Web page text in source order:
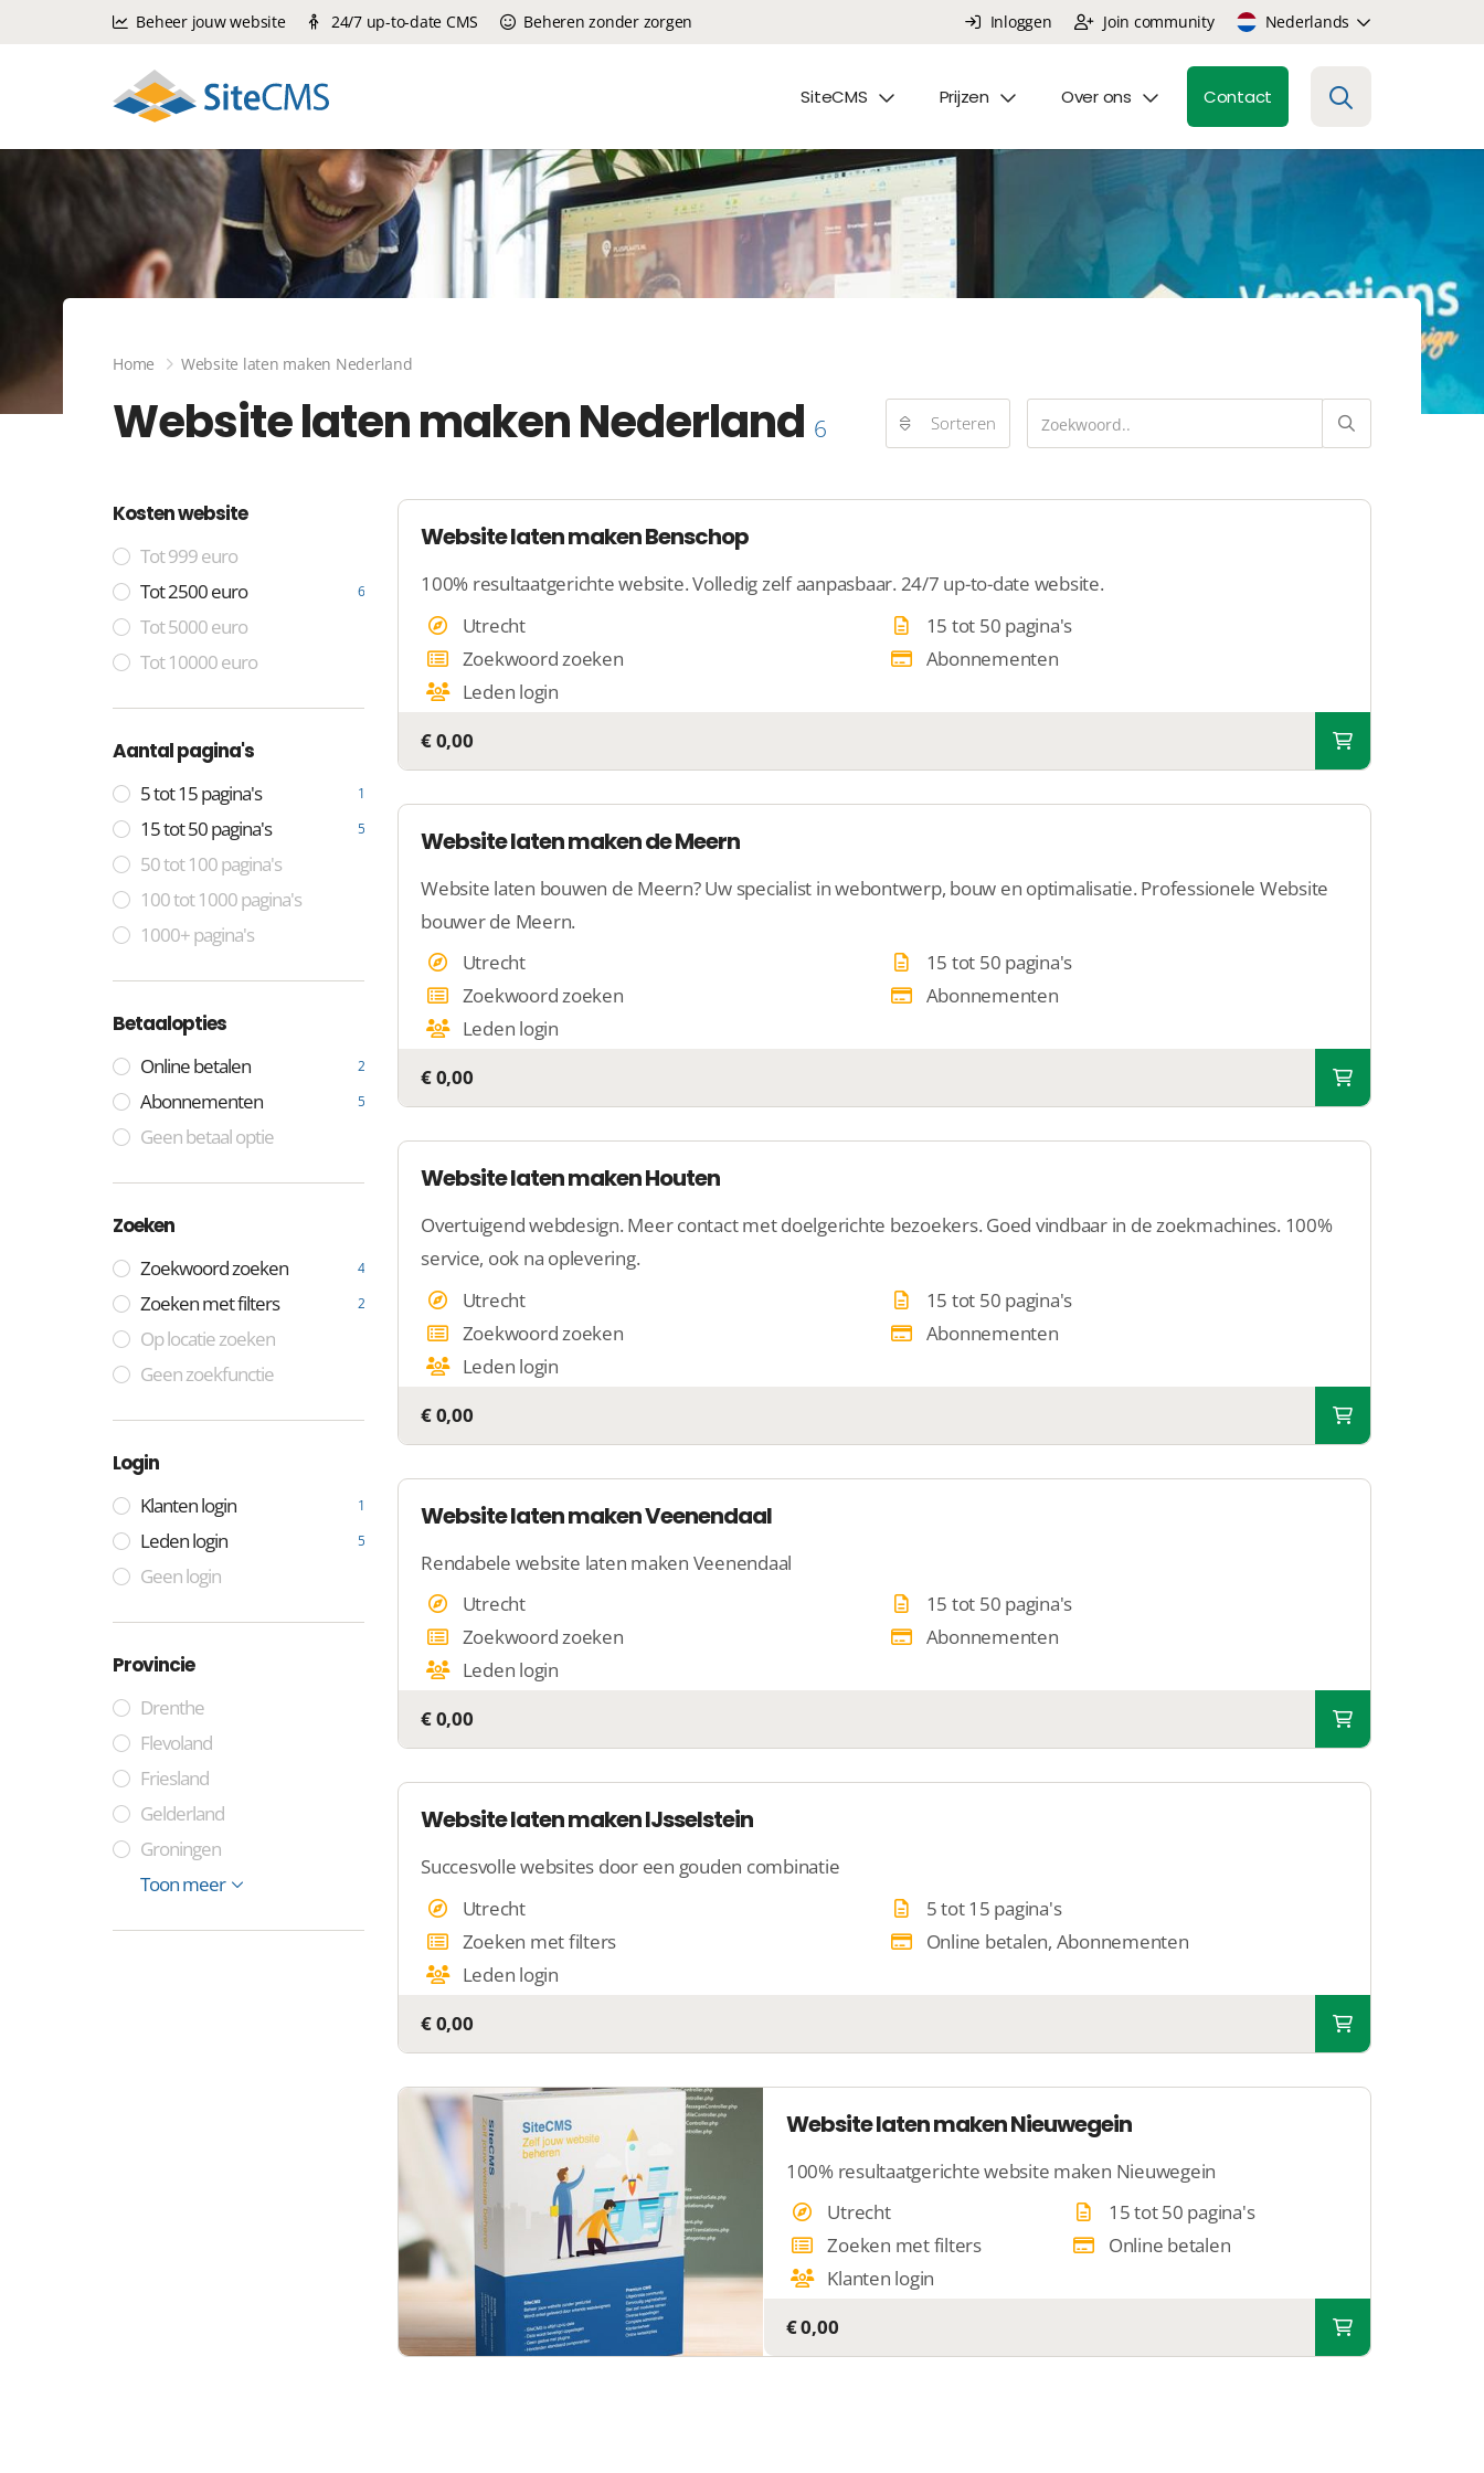
Home Website laten maken Nederland
Website laten maken Nederland 6 Sorteren
Kosten website
Tot 999 euro
Tot 2500 euro
6
Tot 5000 euro
Tot 10000 euro
Aantal pagina's
5 tot 15 pagina's 1
15 tot 50 pagina's 5
50 tot 100 pagina's
100 tot 1000 pagina's
1000+ pagina's
Betaalopties
Online betalen 2
Abonnementen 5
Geen betaal optie
Zoeken
Zoekwoord zoeken 4
Zoeken met filters 2
Op locatie zoeken
Geen zoekfunctie
Login
Klanten login 1
Leden login 5
Geen login
Provincie
Drenthe
Flevoland
Friesland
Gelderland
Groningen
Limburg
Noord-Brabant
Noord-Holland
Zuid-Holland
Overijssel
Utrecht
Zeeland
Toon meer
Website laten maken Benschop
100% resultaatgerichte website. Volledig zelf aanpasbaar. 24/7 up-to-date website.
Utrecht
15 tot 50 pagina's
Zoekwoord zoeken
Abonnementen
Leden login
€ 0,00
Website laten maken de Meern
Website laten bouwen de Meern? Uw specialist in webontwerp, bouw en optimalisatie. Professionele Website
bouwer de Meern.
Utrecht
15 tot 50 pagina's
Zoekwoord zoeken
Abonnementen
Leden login
€ 0,00
Website laten maken Houten
Overtuigend webdesign. Meer contact met doelgerichte bezoekers. Goed vindbaar in de zoekmachines. 100%
service, ook na oplevering.
Utrecht
15 tot 50 pagina's
Zoekwoord zoeken
Abonnementen
Leden login
€ 0,00
Website laten maken Veenendaal
Rendabele website laten maken Veenendaal
Utrecht
15 tot 50 pagina's
Zoekwoord zoeken
Abonnementen
Leden login
€ 0,00
Website laten maken IJsselstein
Succesvolle websites door een gouden combinatie
Utrecht
5 tot 15 pagina's
Zoeken met filters
Online betalen, Abonnementen
Leden login
€ 0,00
Website laten maken Nieuwegein
100% resultaatgerichte website maken Nieuwegein
Utrecht
15 tot 50 pagina's
Zoeken met filters
Online betalen
Klanten login
€ 0,00
Beheer jouw website 24/7 up-to-date CMS Beheren zonder zorgen Inloggen Join community Nederlands
SiteCMS Prijzen Over ons Contact